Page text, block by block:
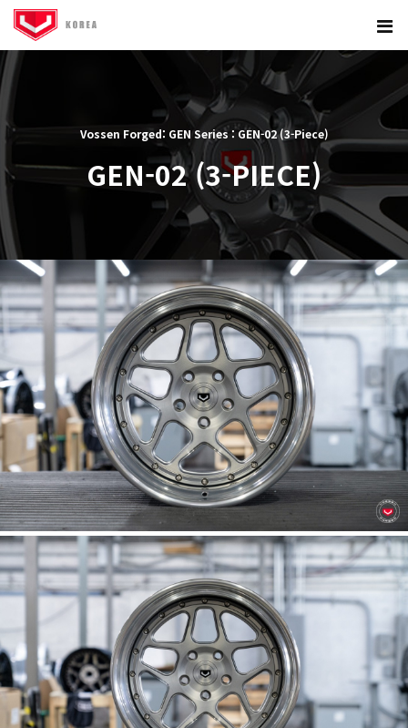
Vossen Forged: GEN Series : GEN-02 (3-Piece)
GEN-02 (3-PIECE)
본문